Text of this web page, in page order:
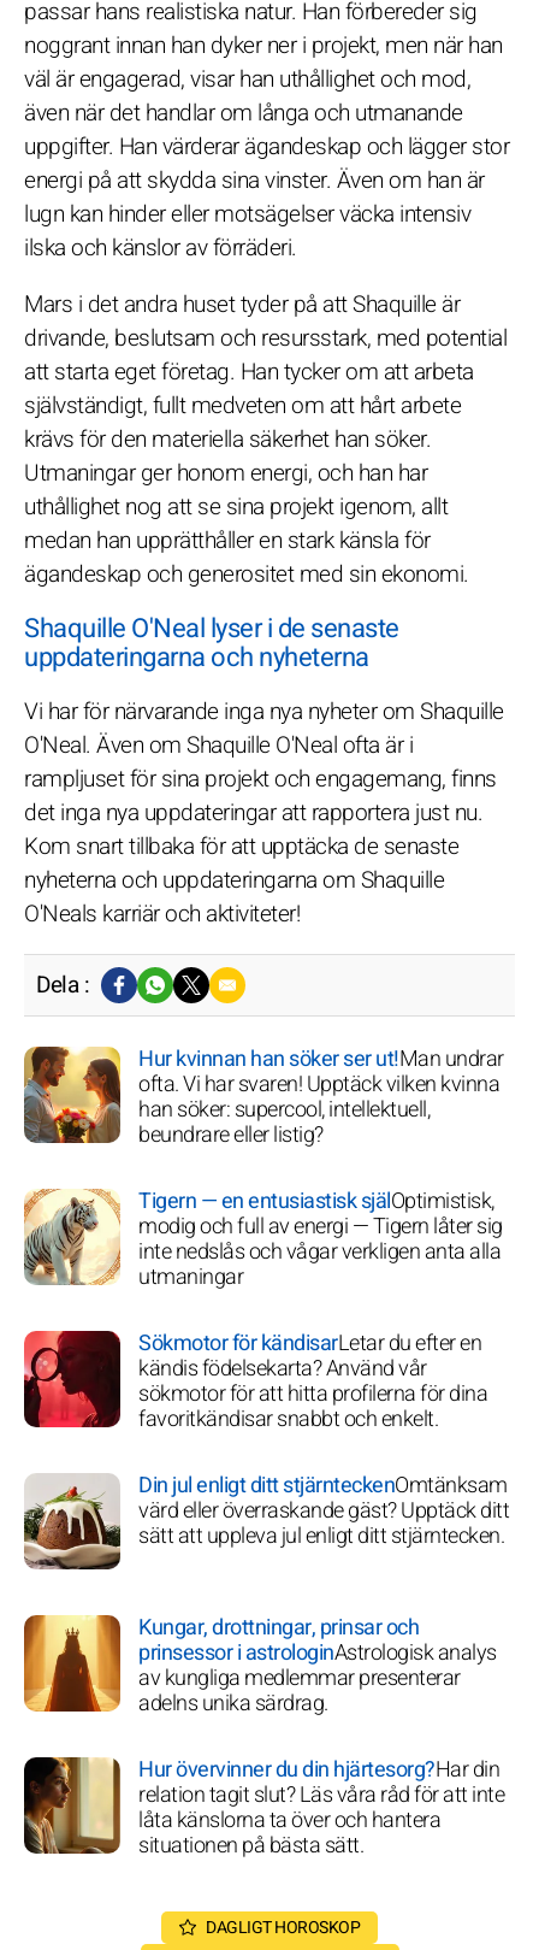
passar hans realistiska natur. Han förbereder sig
noggrant innan han dyker ner i projekt, men när han
väl är engagerad, visar han uthållighet och mod,
även när det handlar om långa och utmanande
uppgifter. Han värderar ägandeskap och lägger stor
energi på att skydda sina vinster. Även om han är
lugn kan hinder eller motsägelser väcka intensiv
ilska och känslor av förräderi.
Mars i det andra huset tyder på att Shaquille är
drivande, beslutsam och resursstark, med potential
att starta eget företag. Han tycker om att arbeta
självständigt, fullt medveten om att hårt arbete
krävs för den materiella säkerhet han söker.
Utmaningar ger honom energi, och han har
uthållighet nog att se sina projekt igenom, allt
medan han upprätthåller en stark känsla för
ägandeskap och generositet med sin ekonomi.
Shaquille O'Neal lyser i de senaste
uppdateringarna och nyheterna
Vi har för närvarande inga nya nyheter om Shaquille
O'Neal. Även om Shaquille O'Neal ofta är i
rampljuset för sina projekt och engagemang, finns
det inga nya uppdateringar att rapportera just nu.
Kom snart tillbaka för att upptäcka de senaste
nyheterna och uppdateringarna om Shaquille
O'Neals karriär och aktiviteter!
Dela :
Hur kvinnan han söker ser ut!Man undrar
ofta. Vi har svaren! Upptäck vilken kvinna
han söker: supercool, intellektuell,
beundrare eller listig?
Tigern — en entusiastisk själOptimistisk,
modig och full av energi — Tigern låter sig
inte nedslås och vågar verkligen anta alla
utmaningar
Sökmotor för kändisarLetar du efter en
kändis födelsekarta? Använd vår
sökmotor för att hitta profilerna för dina
favoritkändisar snabbt och enkelt.
Din jul enligt ditt stjärnteckenOmtänksam
värd eller överraskande gäst? Upptäck ditt
sätt att uppleva jul enligt ditt stjärntecken.
Kungar, drottningar, prinsar och
prinsessor i astrologinAstrologisk analys
av kungliga medlemmar presenterar
adelns unika särdrag.
Hur övervinner du din hjärtesorg?Har din
relation tagit slut? Läs våra råd för att inte
låta känslorna ta över och hantera
situationen på bästa sätt.
DAGLIGT HOROSKOP